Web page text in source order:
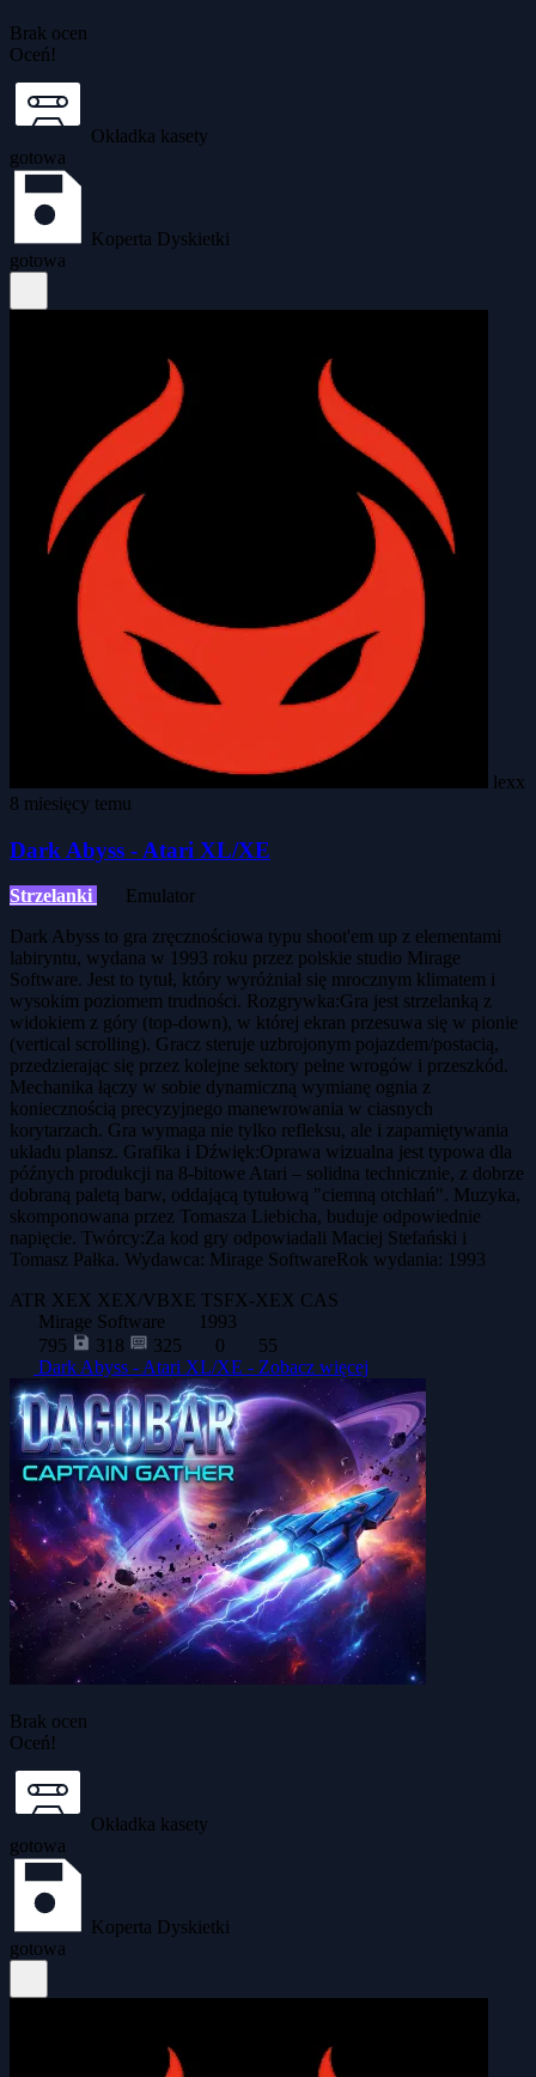
Brak ocen
Oceń!
Okładka kasety
gotowa
Koperta Dyskietki
gotowa
lexx
8 miesięcy temu
Dark Abyss - Atari XL/XE
Strzelanki
Emulator
Dark Abyss to gra zręcznościowa typu shoot'em up z elementami
labiryntu, wydana w 1993 roku przez polskie studio Mirage
Software. Jest to tytuł, który wyróżniał się mrocznym klimatem i
wysokim poziomem trudności. Rozgrywka:Gra jest strzelanką z
widokiem z góry (top-down), w której ekran przesuwa się w pionie
(vertical scrolling). Gracz steruje uzbrojonym pojazdem/postacią,
przedzierając się przez kolejne sektory pełne wrogów i przeszkód.
Mechanika łączy w sobie dynamiczną wymianę ognia z
koniecznością precyzyjnego manewrowania w ciasnych
korytarzach. Gra wymaga nie tylko refleksu, ale i zapamiętywania
układu plansz. Grafika i Dźwięk:Oprawa wizualna jest typowa dla
późnych produkcji na 8-bitowe Atari – solidna technicznie, z dobrze
dobraną paletą barw, oddającą tytułową "ciemną otchłań". Muzyka,
skomponowana przez Tomasza Liebicha, buduje odpowiednie
napięcie. Twórcy:Za kod gry odpowiadali Maciej Stefański i
Tomasz Pałka. Wydawca: Mirage SoftwareRok wydania: 1993
ATR XEX XEX/VBXE TSFX-XEX CAS
Mirage Software
1993
795
318 325 0
55
Dark Abyss - Atari XL/XE - Zobacz więcej
Brak ocen
Oceń!
Okładka kasety
gotowa
Koperta Dyskietki
gotowa